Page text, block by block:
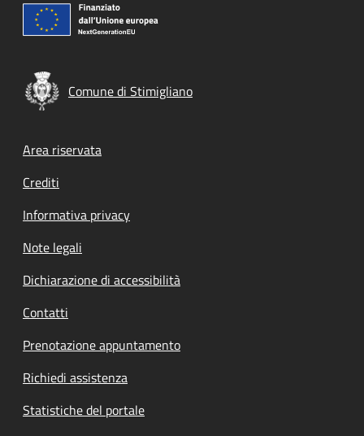
Comune di Stimigliano
Footer menu
Area riservata
Crediti
Informativa privacy
Note legali
Dichiarazione di accessibilità
Contatti
Prenotazione appuntamento
Richiedi assistenza
Statistiche del portale